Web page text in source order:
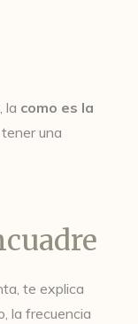
la como es la
una
te explica
la frecuencia